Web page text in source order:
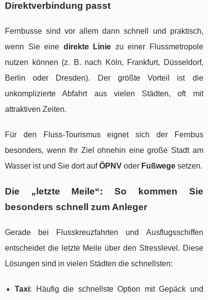
Direktverbindung passt
Fernbusse sind vor allem dann schnell und praktisch,
wenn Sie eine direkte Linie zu einer Flussmetropole
nutzen können (z. B. nach Köln, Frankfurt, Düsseldorf,
Berlin oder Dresden). Der größte Vorteil ist die
unkomplizierte Abfahrt aus vielen Städten, oft mit
attraktiven Zeiten.
Für den Fluss-Tourismus eignet sich der Fernbus
besonders, wenn Ihr Ziel ohnehin eine große Stadt am
Wasser ist und Sie dort aufÖPNV oder Fußwege setzen.
Die „letzte Meile“: So kommen Sie
besonders schnell zum Anleger
Gerade bei Flusskreuzfahrten und Ausflugsschiffen
entscheidet die letzte Meile über den Stresslevel. Diese
Lösungen sind in vielen Städten die schnellsten:
Taxi: Häufig die schnellste Option mit Gepäck und